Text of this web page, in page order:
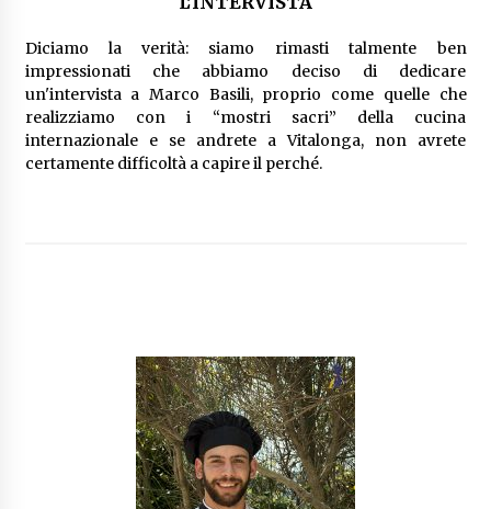
Diciamo la verità: siamo rimasti talmente ben
impressionati che abbiamo deciso di dedicare
un'intervista a Marco Basili, proprio come quelle che
realizziamo con i “mostri sacri” della cucina
internazionale e se andrete a Vitalonga, non avrete
certamente difficoltà a capire il perché.